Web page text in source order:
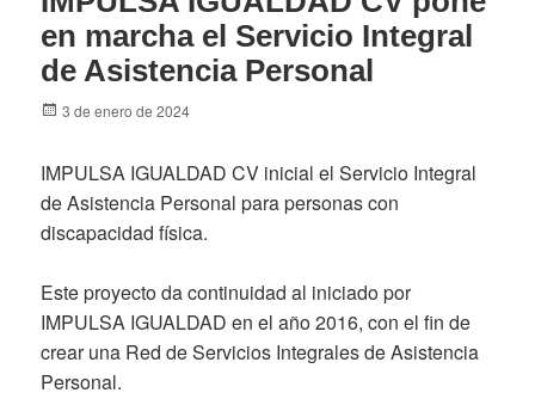
en marcha el Servicio Integral
de Asistencia Personal
Posted
3 de enero de 2024
IMPULSA IGUALDAD CV inicial el Servicio Integral
de Asistencia Personal para personas con
discapacidad física.
Este proyecto da continuidad al iniciado por
IMPULSA IGUALDAD en el año 2016, con el fin de
crear una Red de Servicios Integrales de Asistencia
Personal.